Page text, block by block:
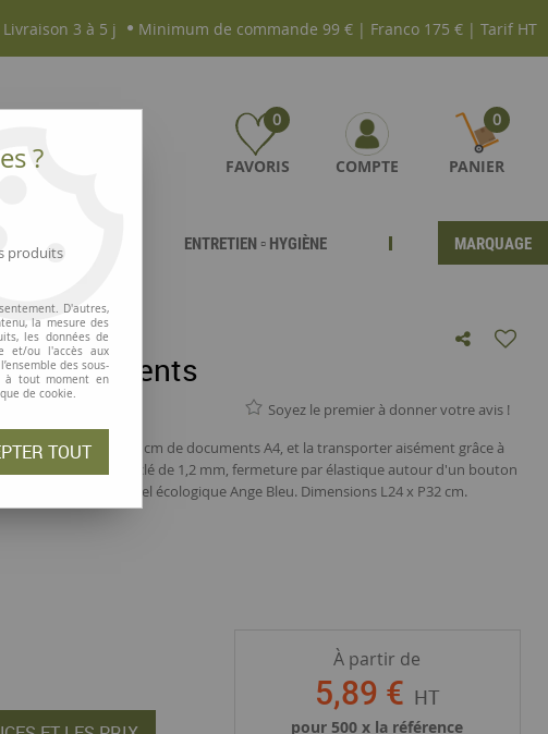
Livraison 3 à 5 j Minimum de commande 99 € | Franco 175 € | Tarif HT
0
FAVORIS COMPTE
0
PANIER
ENTRETIEN ▫ HYGIÈNE MARQUAGE
documents
Soyez le premier à donner votre avis !
ranger jusqu'à 3,5 cm de documents A4, et la transporter aisément grâce à
En solide carton recyclé de 1,2 mm, fermeture par élastique autour d'un bouton
en Europe, label écologique Ange Bleu. Dimensions L24 x P32 cm.
À partir de
5,89 € HT
pour500 x la référence
?
produits
D'autres,
la mesure des
les données de
et/ou l'accès aux
des sous-
à tout moment en
de cookie.
TOUT